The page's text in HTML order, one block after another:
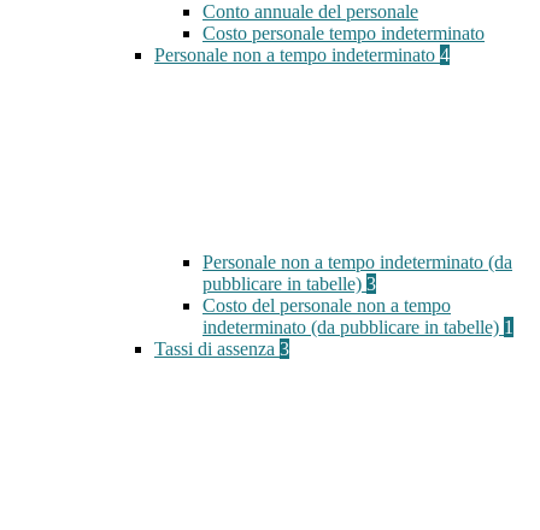
Conto annuale del personale
Costo personale tempo indeterminato
Personale non a tempo indeterminato 4
Personale non a tempo indeterminato (da
pubblicare in tabelle) 3
Costo del personale non a tempo
indeterminato (da pubblicare in tabelle) 1
Tassi di assenza 3